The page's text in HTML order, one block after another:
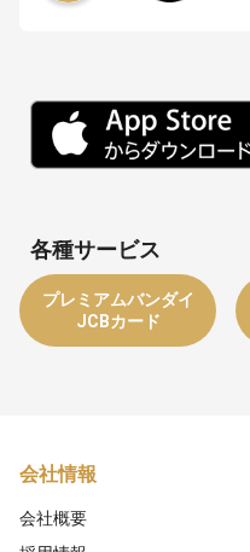
各種サービス
プレミアムバンダイ
JCBカード
会社情報
会社概要